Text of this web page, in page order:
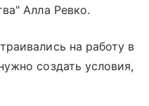
Алла Ревко.
на работу в
создать условия,